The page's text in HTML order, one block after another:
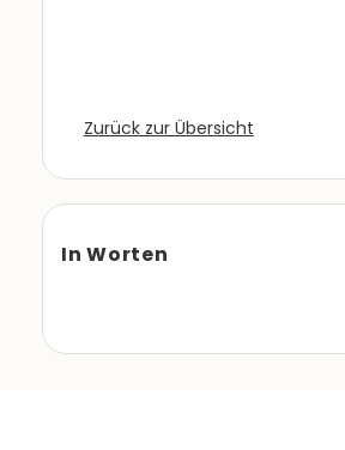
Zurück zur Übersicht
In Worten